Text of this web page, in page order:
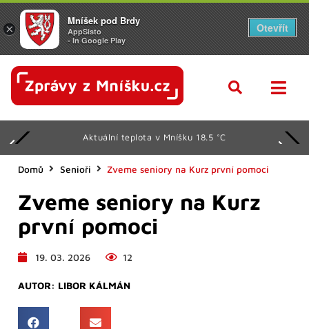
Aktuální teplota v Mníšku 18.5 °C
Domů Senioři Zveme seniory na Kurz první pomoci
Zveme seniory na Kurz
první pomoci
19. 03. 2026 12
AUTOR: LIBOR KÁLMÁN
×
Mníšek pod Brdy
AppSisto
- In Google Play
Otevřít